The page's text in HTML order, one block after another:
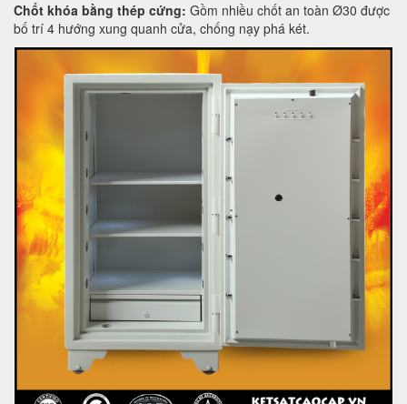
Chốt khóa bằng thép cứng: Gồm nhiều chốt an toàn Ø30 được
bố trí 4 hướng xung quanh cửa, chống nạy phá két.